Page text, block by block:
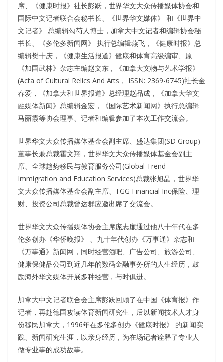
席、《健康时报》社长彭跃，世界华文大众传播媒体协会和
国际中文记者联合会秘书长、《世界华文媒体》 和《世界中
文记者》 总编辑勾芍人博士，加拿大中文记者和编辑协会秘
书长、《多伦多新闻网》 执行总编辑燕飞，《健康时报》总
编辑樊十庆，《健康生活报道》健康和体育高级编审、原
《加国武林》杂志主编赵文东，《加拿大文物与艺术学报》
(Acta of Cultural Relics And Arts， ISSN: 2369-6745)社长金
春爱，《加拿大和世界报道》总经理赵品成，《加拿大华文
融媒体新闻》总编辑金宏，《国际艺术新闻网》执行总编辑
马丽霞等协会理事、记者和编辑参加了本次工作交流会。
世界华文大众传播媒体基金会副主席、盛达集团(SD Group)
董事长兼总裁霍文翔，世界华文大众传播媒体基金会副主
席、全球趋势移民与教育服务公司(Global Trend
Immigration and Education Services)总裁张旭晶，世界华
文大众传播媒体基金会副主席、TGG Financial Inc保险、理
财、投资公司总裁曾达群应邀出席了交流会。
世界华文大众传播媒体协会主席庞志廉通过他八十年代在多
伦多创办《华侨晚报》 、九十年代创办《万事通》杂志和
《万事通》新闻网，同时经营酒吧、广告公司、旅游公司、
健康保健品公司到近几年的数码金融事务所的人生经历，鼓
励海外华文媒体开展多种经营，与时俱进。
加拿大中文记者联合会主席彭跃回顾了在中国《体育报》作
记者，再赴德国攻读体育新闻研究生，后以新闻技术人才身
份移民加拿大，1996年在多伦多创办《健康时报》 的新闻实
践、新闻研究生涯，以亲身经历，为在场记者诠释了专业人
做专业事的成功故事。